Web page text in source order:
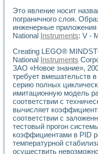
Микрозондовая
Метод
Промышленная
Автоматизация
Использование
Исследование
Применение
Разработка
Система
Система сбора
Управление
Разработка
Использование
Оборудование
Автоматизация
Применение
Это явление носит
пограничного слоя.
инженерные приложения
National Instruments: V -
Creating LEGO®
National Instruments
ЗАО «Новое знание»,
требует вмешательств
серию полных
имитационную модель
соответствии с
вычисляет
соответствии с
тестовый прогон
коэффициентами в PID
температурной
осуществить